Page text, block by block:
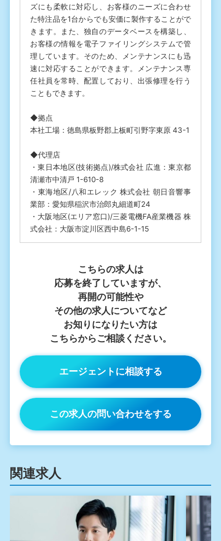
ズにも柔軟に対応し、お客様のニーズに合わせ
た特注品を1台からでも安価に製作することがで
きます。また、独自のデータベースを構築し、
お客様の情報を電子ファイリングシステムで管
理しています。そのため、メンテナンスにも迅
速に対応することができます。メンテナンス専
任社員を常時、配置しており、出張修理を行う
こともできます。
◆拠点
本社工場：徳島県板野郡上板町引野字東原 43-1
◆代理店
・東日本地区(技術拠点)/株式会社 広進：東京都
清瀬市中清戸 1-610-8
・東海地区/八和エレック 株式会社 朝日音響事
業部：愛知県稲沢市治郎丸細道町24
・大阪地区(エリア窓口)/三菱電機FA産業機器 株
式会社：大阪市淀川区西中島6-1-15
こちらの求人は
応募を終了していますが、
再開の可能性や
その他の求人についてなど
お知りになりたい方は
こちらからご相談ください。
エージェントに相談する
この求人の問い合わせをする
関連求人